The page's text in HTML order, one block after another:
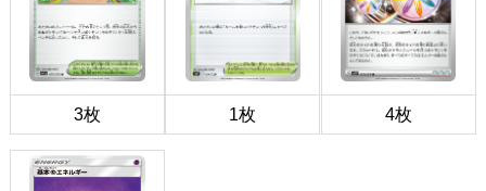
3枚 1枚 4枚